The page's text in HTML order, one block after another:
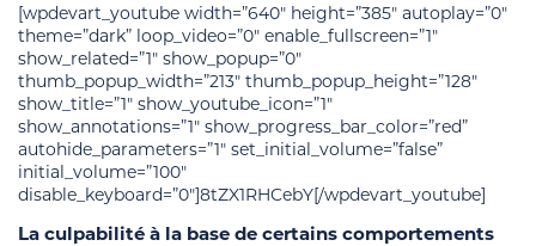
[wpdevart_youtube width=”640″ height=”385″ autoplay=”0″
theme=”dark” loop_video=”0″ enable_fullscreen=”1″
show_related=”1″ show_popup=”0″
thumb_popup_width=”213″ thumb_popup_height=”128″
show_title=”1″ show_youtube_icon=”1″
show_annotations=”1″ show_progress_bar_color=”red”
autohide_parameters=”1″ set_initial_volume=”false”
initial_volume=”100″
disable_keyboard=”0″]8tZX1RHCebY[/wpdevart_youtube]
La culpabilité à la base de certains comportements